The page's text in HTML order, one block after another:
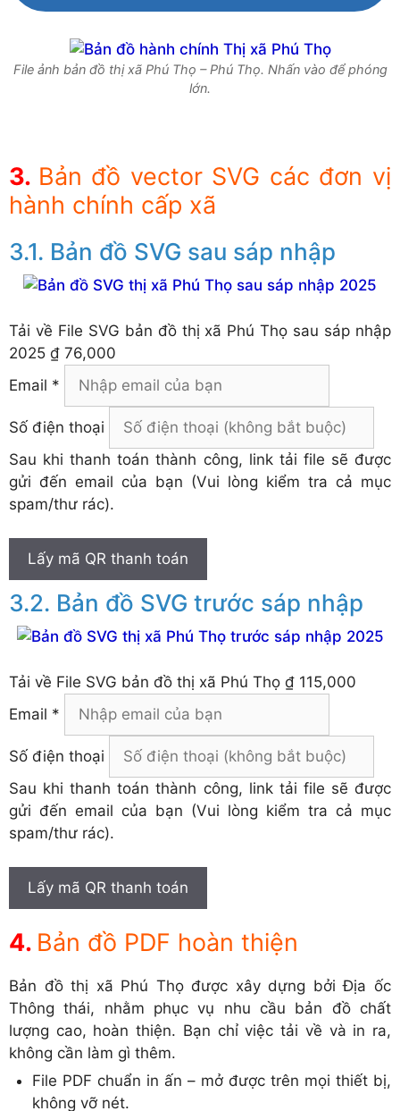
File ảnh bản đồ thị xã Phú Thọ – Phú Thọ. Nhấn vào để phóng
lớn.
Bản đồ vector SVG các đơn vị
hành chính cấp xã
Bản đồ SVG sau sáp nhập
Tải về File SVG bản đồ thị xã Phú Thọ sau sáp nhập
2025 ₫ 76,000
Email *
Số điện thoại
Sau khi thanh toán thành công, link tải file sẽ được
gửi đến email của bạn (Vui lòng kiểm tra cả mục
spam/thư rác).
Lấy mã QR thanh toán
Bản đồ SVG trước sáp nhập
Tải về File SVG bản đồ thị xã Phú Thọ ₫ 115,000
Email *
Số điện thoại
Sau khi thanh toán thành công, link tải file sẽ được
gửi đến email của bạn (Vui lòng kiểm tra cả mục
spam/thư rác).
Lấy mã QR thanh toán
Bản đồ PDF hoàn thiện
Bản đồ thị xã Phú Thọ được xây dựng bởi Địa ốc
Thông thái, nhằm phục vụ nhu cầu bản đồ chất
lượng cao, hoàn thiện. Bạn chỉ việc tải về và in ra,
không cần làm gì thêm.
File PDF chuẩn in ấn – mở được trên mọi thiết bị,
không vỡ nét.